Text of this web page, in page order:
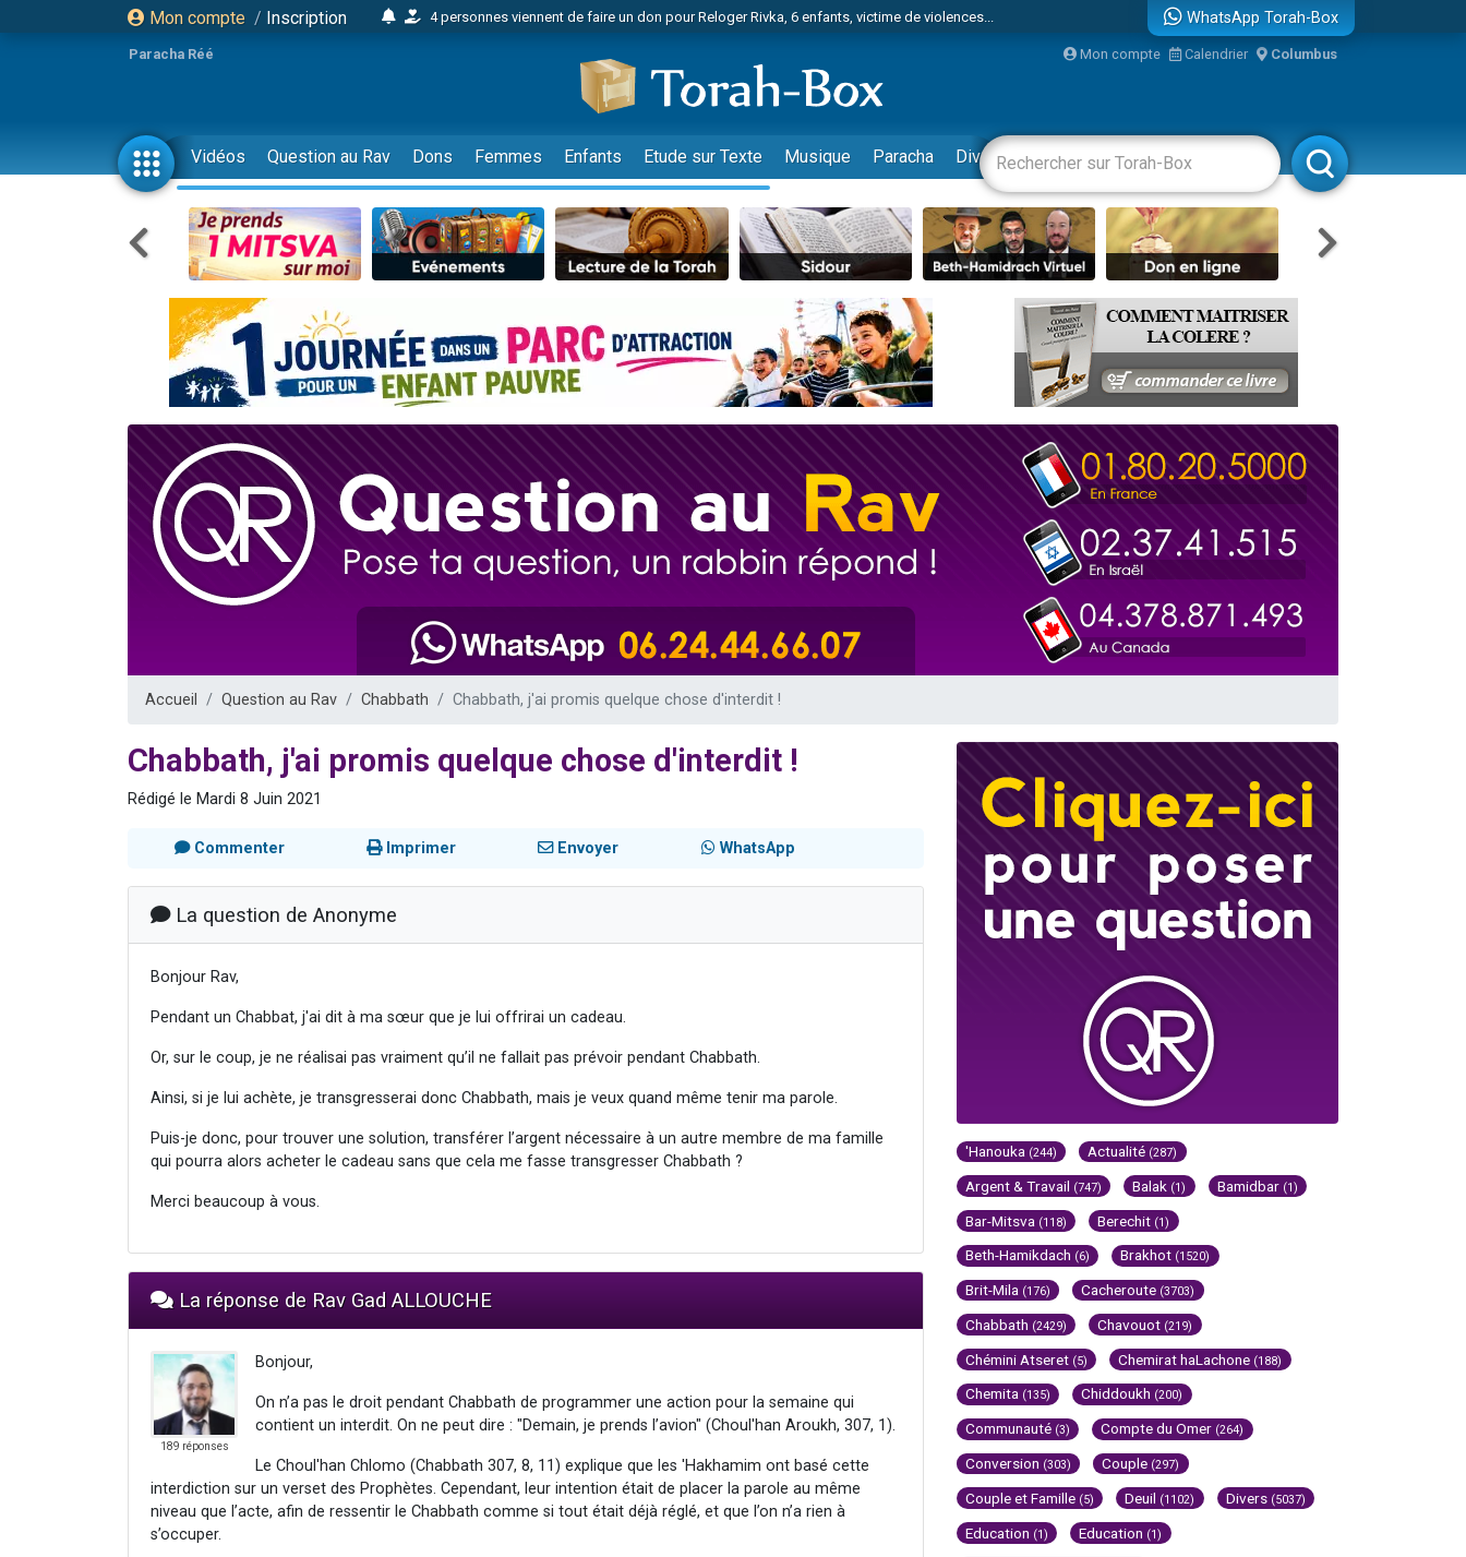
Mon compte / Inscription
4 personnes viennent de faire un don pour Reloger Rivka, 6 enfants, victime de violences...
17 personnes viennent de demander une bénédiction
4 personnes viennent de nous rejoindre sur WhatsApp
Il reste 49 places pour étudier en groupe sur Zoom
23 personnes viennent de faire un don pour Diane, 80 ans, dans un appartement insalubre
Eva vient de donner son Maasser
4 personnes viennent de nous rejoindre sur WhatsApp
3 personnes viennent de nous rejoindre sur WhatsApp
3 personnes viennent de faire un don pour 5 jours de vacances aux Orphelins
Odaya vient de donner son Maasser
2 personnes viennent de nous rejoindre sur WhatsApp
13 personnes viennent de demander une bénédiction
12 nouvelles musiques dans Torah-Box Music
30 personnes viennent de faire un don pour Sauvez la jambe de Yohan
Il reste 49 places pour étudier en groupe sur Zoom
2 personnes viennent de nous rejoindre sur WhatsApp
2 nouvelles musiques dans Torah-Box Music
6 personnes viennent de nous rejoindre sur WhatsApp
WhatsApp Torah-Box
Paracha Réé Mon compte Calendrier Columbus
Vidéos Question au Rav Dons Femmes Enfants Etude sur Texte Musique Paracha Divertissements Livres Rabbanim
Accueil Question au Rav Chabbath Chabbath, j'ai promis quelque chose d'interdit !
Chabbath, j'ai promis quelque chose d'interdit !
Rédigé le Mardi 8 Juin 2021
Commenter Imprimer Envoyer WhatsApp
La question de Anonyme
Bonjour Rav,
Pendant un Chabbat, j'ai dit à ma sœur que je lui offrirai un cadeau.
Or, sur le coup, je ne réalisai pas vraiment qu’il ne fallait pas prévoir pendant Chabbath.
Ainsi, si je lui achète, je transgresserai donc Chabbath, mais je veux quand même tenir ma parole.
Puis-je donc, pour trouver une solution, transférer l’argent nécessaire à un autre membre de ma famille
qui pourra alors acheter le cadeau sans que cela me fasse transgresser Chabbath ?
Merci beaucoup à vous.
La réponse de Rav Gad ALLOUCHE
189 réponses
Bonjour,
On n’a pas le droit pendant Chabbath de programmer une action pour la semaine qui
contient un interdit. On ne peut dire : "Demain, je prends l’avion" (Choul'han Aroukh, 307, 1).
Le Choul'han Chlomo (Chabbath 307, 8, 11) explique que les 'Hakhamim ont basé cette
interdiction sur un verset des Prophètes. Cependant, leur intention était de placer la parole au même
niveau que l’acte, afin de ressentir le Chabbath comme si tout était déjà réglé, et que l’on n’a rien à
s’occuper.
'Hanouka (244) Actualité (287)
Argent & Travail (747) Balak (1) Bamidbar (1)
Bar-Mitsva (118) Berechit (1)
Beth-Hamikdach (6) Brakhot (1520)
Brit-Mila (176) Cacheroute (3703)
Chabbath (2429) Chavouot (219)
Chémini Atseret (5) Chemirat haLachone (188)
Chemita (135) Chiddoukh (200)
Communauté (3) Compte du Omer (264)
Conversion (303) Couple (297)
Couple et Famille (5) Deuil (1102) Divers (5037)
Education (1) Education (1)